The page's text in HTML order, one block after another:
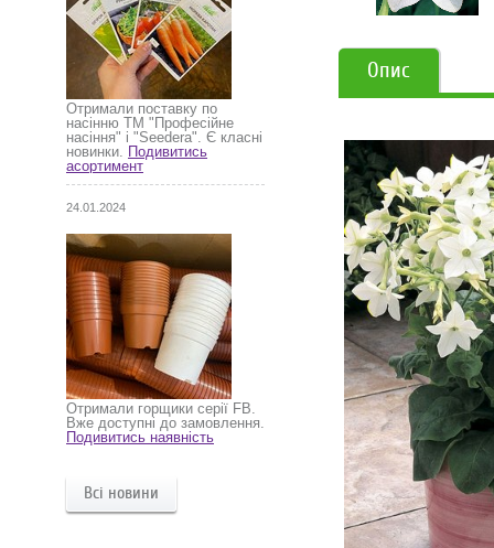
Отримали поставку по
насінню ТМ "Професійне
насіння" і "Seedera". Є класні
новинки. Подивитись
асортимент
24.01.2024
Отримали горщики серії FB.
Вже доступні до замовлення.
Подивитись наявність
Всі новини
Опис